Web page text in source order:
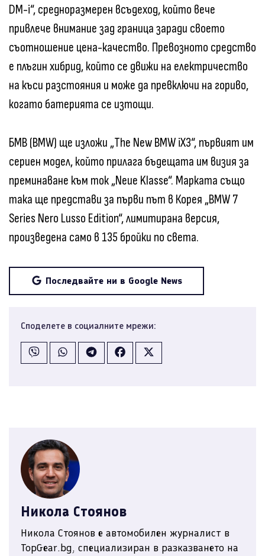
DM-i“, средноразмерен всъдеход, който вече
привлече внимание зад граница заради своето
съотношение цена-качество. Превозното средство
е плъгин хибрид, който се движи на електричество
на къси разстояния и може да превключи на гориво,
когато батерията се изтощи.
БМВ (BMW) ще изложи „The New BMW iX3“, първият им
сериен модел, който прилага бъдещата им визия за
преминаване към ток „Neue Klasse“. Марката също
така ще представи за първи път в Корея „BMW 7
Series Nero Lusso Edition“, лимитирана версия,
произведена само в 135 бройки по света.
Последвайте ни в Google News
Споделете в социалните мрежи:
Никола Стоянов
Никола Стоянов е автомобилен журналист в
TopGear.bg, специализиран в разказването на